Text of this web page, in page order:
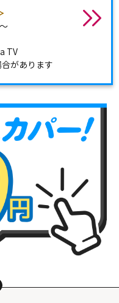
TV
があります